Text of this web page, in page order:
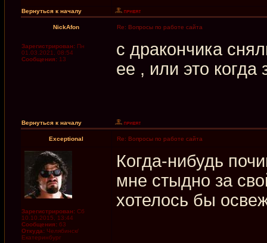
Вернуться к началу
NickAfon Re: Вопросы по работе сайта
Зарегистрирован: Пн
01.03.2021, 08:54
Сообщения: 13
с дракончика
ее , или это
Вернуться к началу
Exceptional Re: Вопросы по работе сайта
Зарегистрирован: Сб
10.10.2015, 13:44
Сообщения: 63
Откуда: Челябинск/
Екатеринбург
Когда-нибудь
мне стыдно за
хотелось бы